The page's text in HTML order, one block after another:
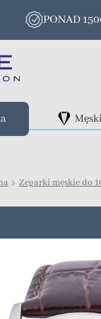
PONAD
Zegarki męskie do